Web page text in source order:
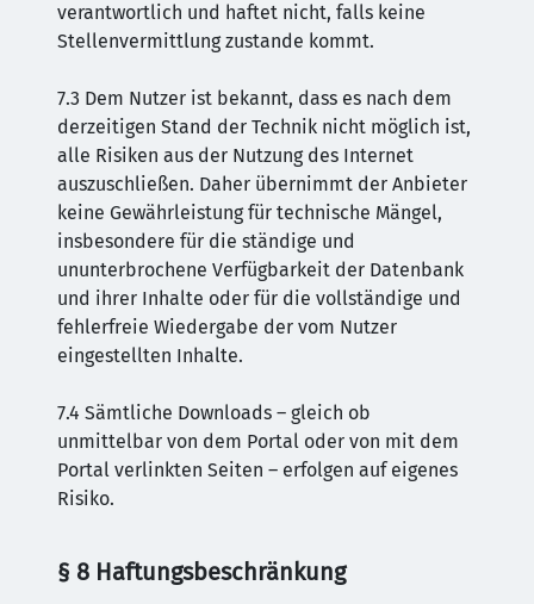
verantwortlich und haftet nicht, falls keine
Stellenvermittlung zustande kommt.
7.3 Dem Nutzer ist bekannt, dass es nach dem
derzeitigen Stand der Technik nicht möglich ist,
alle Risiken aus der Nutzung des Internet
auszuschließen. Daher übernimmt der Anbieter
keine Gewährleistung für technische Mängel,
insbesondere für die ständige und
ununterbrochene Verfügbarkeit der Datenbank
und ihrer Inhalte oder für die vollständige und
fehlerfreie Wiedergabe der vom Nutzer
eingestellten Inhalte.
7.4 Sämtliche Downloads – gleich ob
unmittelbar von dem Portal oder von mit dem
Portal verlinkten Seiten – erfolgen auf eigenes
Risiko.
§ 8 Haftungsbeschränkung